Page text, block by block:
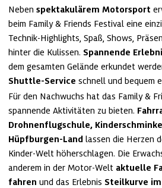
Neben spektakulärem Motorsport
beim Family & Friends Festival eine
Technik-Highlights, Spaß, Shows,
hinter die Kulissen. Spannende
Shuttle-Service schnell und bequem
Für den Nachwuchs hat das Family &
spannende Aktivitäten zu bieten.
Drohnenflugschule,
Hüpfburgen-Land lassen die Herzen
Kinder-Welt höherschlagen. Die
anderem in der Motor-Welt aktuelle
fahren und das Erlebnis Steilkurve